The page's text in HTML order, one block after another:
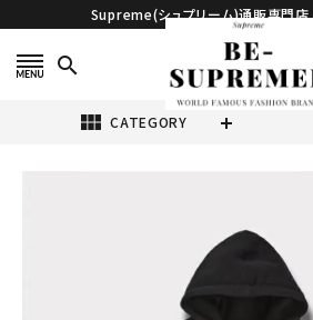
Supreme(シュプリーム)通販専門
search
view_module CATEGORY